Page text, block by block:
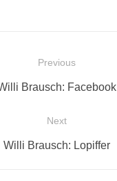
Previous
Brausch: Facebook
Next
Next
Willi Brausch: Lopiffer